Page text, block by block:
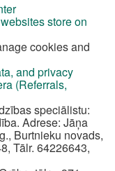
store on
cookies and
and privacy
(Referrals,
speciālistu:
Adrese: Jāņa
Burtnieku novads,
Tālr. 64226643,